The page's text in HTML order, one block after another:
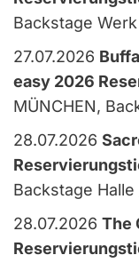
Backstage Werk
27.07.2026
easy 2026
MÜNCHEN,
28.07.2026
Backstage Halle
28.07.2026 The